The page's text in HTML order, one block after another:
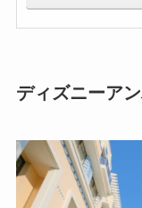
ディズニーア